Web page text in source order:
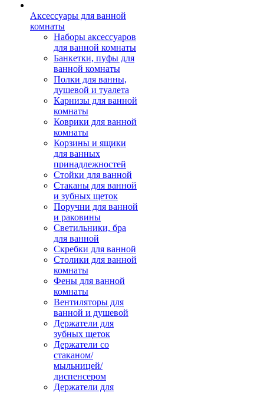
Аксессуары для ванной
комнаты
Наборы аксессуаров
для ванной комнаты
Банкетки, пуфы для
ванной комнаты
Полки для ванны,
душевой и туалета
Карнизы для ванной
комнаты
Коврики для ванной
комнаты
Корзины и ящики
для ванных
принадлежностей
Стойки для ванной
Стаканы для ванной
и зубных щеток
Поручни для ванной
и раковины
Светильники, бра
для ванной
Скребки для ванной
Столики для ванной
комнаты
Фены для ванной
комнаты
Вентиляторы для
ванной и душевой
Держатели для
зубных щеток
Держатели со
стаканом/
мыльницей/
диспенсером
Держатели для